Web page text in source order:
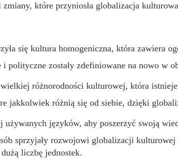
które przyniosła globalizacja
się kultura homogeniczna, która zawiera
polityczne zostały zdefiniowane na nowo w
różnorodności kulturowej, która
jakkolwiek różnią się od siebie, dzięki
używanych języków, aby poszerzyć swoją
sprzyjały rozwojowi globalizacji
liczbę jednostek.